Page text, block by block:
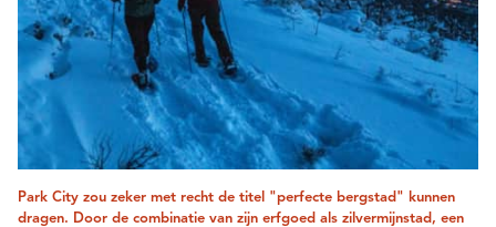
Park City zou zeker met recht de titel "perfecte bergstad" kunnen
dragen. Door de combinatie van zijn erfgoed als zilvermijnstad, een